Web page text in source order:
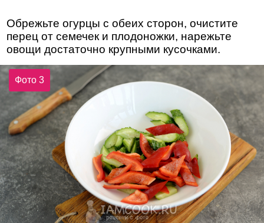
Обрежьте огурцы с обеих сторон, очистите
перец от семечек и плодоножки, нарежьте
овощи достаточно крупными кусочками.
Фото 3